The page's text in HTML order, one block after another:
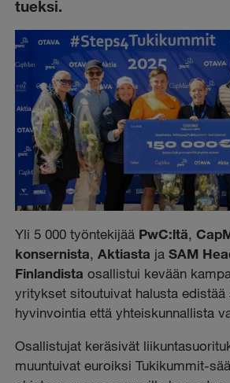
tueksi.
Yli 5 000 työntekijää PwC:ltä,
konsernista,Aktiasta jaSAM
Finlandista osallistui kevään
yritykset sitoutuivat halusta
hyvinvointia että yhteiskunnallista
Osallistujat keräsivät
muuntuivat euroiksi Tukikummit-